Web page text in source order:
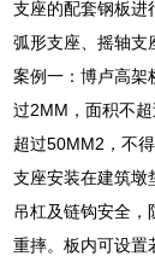
支座的配套钢板进
弧形支座、摇轴支
案例一：博卢高架
过2MM，面积不
超过50MM2，不
支座安装在建筑墩
吊杠及链钩安全，
重摔。板内可设置